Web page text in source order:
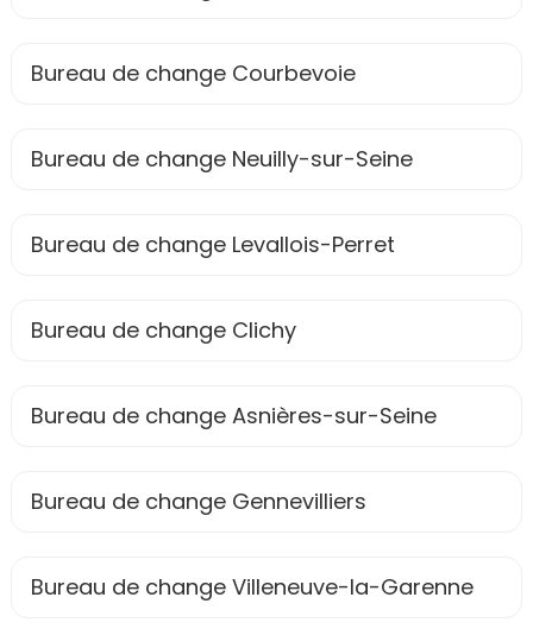
Bureau de change Courbevoie
Bureau de change Neuilly-sur-Seine
Bureau de change Levallois-Perret
Bureau de change Clichy
Bureau de change Asnières-sur-Seine
Bureau de change Gennevilliers
Bureau de change Villeneuve-la-Garenne